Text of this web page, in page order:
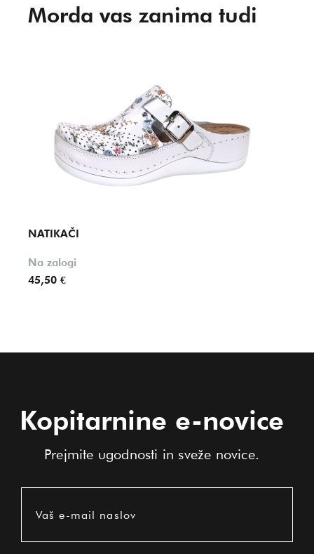
Morda vas zanima tudi
NATIKAČI
Na zalogi
45,50 €
Kopitarnine e-novice
Prejmite ugodnosti in sveže novice.
Vaš e-mail naslov